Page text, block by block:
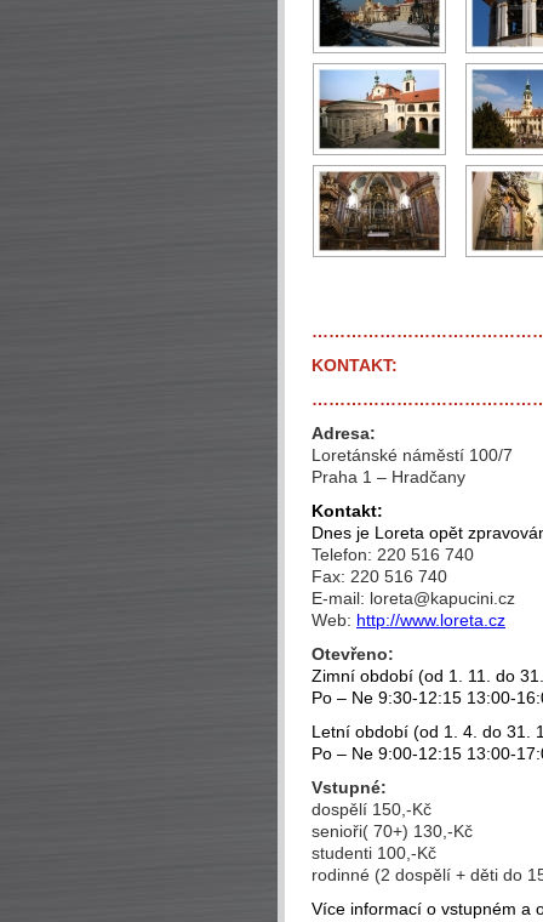
KONTAKT:
Adresa:
Loretánské náměstí 100/7
Praha 1 – Hradčany
Kontakt:
Dnes je Loreta opět
Telefon: 220 516 740
Fax: 220 516 740
E-mail: loreta@kapucini.cz
Web: http://www.loreta.cz
Otevřeno:
Zimní období (od 1. 11. do
Po – Ne 9:30-12:15 13:00-
Letní období (od 1. 4. do 31.
Po – Ne 9:00-12:15 13:00-
Vstupné:
dospělí 150,-Kč
senioři( 70+) 130,-Kč
studenti 100,-Kč
rodinné (2 dospělí + děti do
Více informací o vstupném a